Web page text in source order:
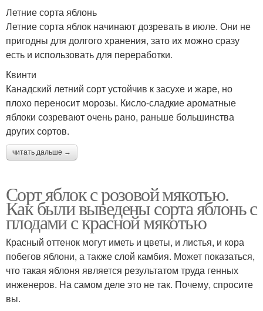
Летние сорта яблонь
Летние сорта яблок начинают дозревать в июле. Они не
пригодны для долгого хранения, зато их можно сразу
есть и использовать для переработки.
Квинти
Канадский летний сорт устойчив к засухе и жаре, но
плохо переносит морозы. Кисло-сладкие ароматные
яблоки созревают очень рано, раньше большинства
других сортов.
читать дальше →
Сорт яблок с розовой мякотью.
Как были выведены сорта яблонь с
плодами с красной мякотью
Красный оттенок могут иметь и цветы, и листья, и кора
побегов яблони, а также слой камбия. Может показаться,
что такая яблоня является результатом труда генных
инженеров. На самом деле это не так. Почему, спросите
вы.